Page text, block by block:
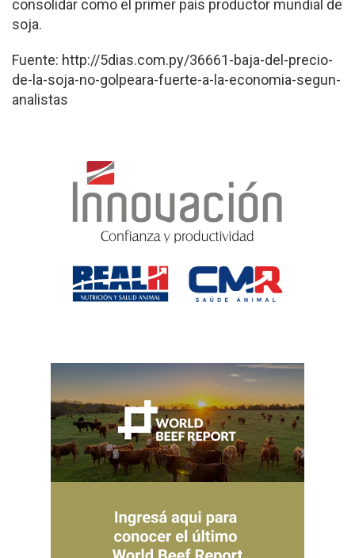
consolidar como el primer país productor mundial de
soja.
Fuente: http://5dias.com.py/36661-baja-del-precio-
de-la-soja-no-golpeara-fuerte-a-la-economia-segun-
analistas